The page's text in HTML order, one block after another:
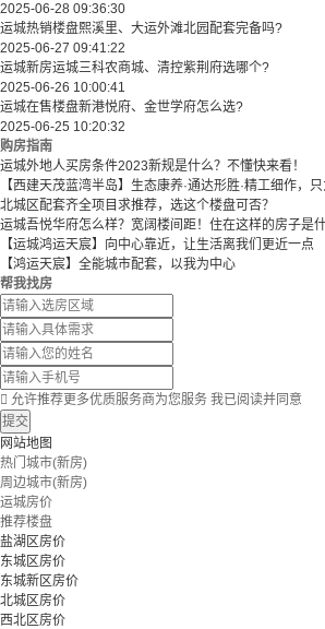
2025-06-28 09:36:30
运城热销楼盘熙溪里、大运外滩北园配套完备吗?
2025-06-27 09:41:22
运城新房运城三科农商城、清控紫荆府选哪个?
2025-06-26 10:00:41
运城在售楼盘新港悦府、金世学府怎么选?
2025-06-25 10:20:32
购房指南
运城外地人买房条件2023新规是什么？不懂快来看！
【西建天茂蓝湾半岛】生态康养·通达形胜·精工细作，
北城区配套齐全项目求推荐，选这个楼盘可否？
运城吾悦华府怎么样？宽阔楼间距！住在这样的房子是什
【运城鸿运天宸】向中心靠近，让生活离我们更近一点
【鸿运天宸】全能城市配套，以我为中心
帮我找房
 允许推荐更多优质服务商为您服务 我已阅读并同意
提交
网站地图
热门城市(新房)
周边城市(新房)
运城房价
推荐楼盘
盐湖区房价
东城区房价
东城新区房价
北城区房价
西北区房价